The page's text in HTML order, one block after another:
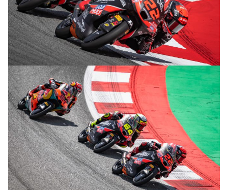
© R. Lekl